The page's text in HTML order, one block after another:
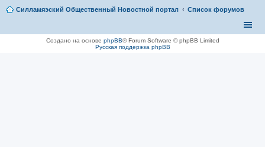
Силламяэский Общественный Новостной портал Список форумов
Создано на основе phpBB® Forum Software © phpBB Limited
Русская поддержка phpBB